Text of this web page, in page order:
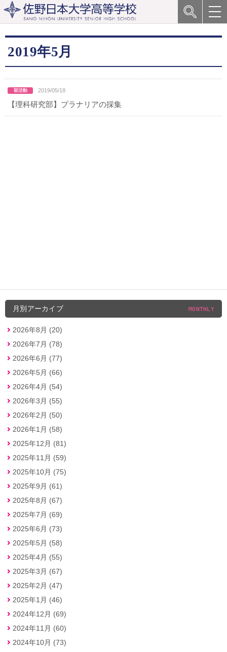
2019年5月
2019/05/18
【理科研究部】プラナリアの採集
月別アーカイブ MONTHLY
2026年8月 (20)
2026年7月 (78)
2026年6月 (77)
2026年5月 (66)
2026年4月 (54)
2026年3月 (55)
2026年2月 (50)
2026年1月 (58)
2025年12月 (81)
2025年11月 (59)
2025年10月 (75)
2025年9月 (61)
2025年8月 (67)
2025年7月 (69)
2025年6月 (73)
2025年5月 (58)
2025年4月 (55)
2025年3月 (67)
2025年2月 (47)
2025年1月 (46)
2024年12月 (69)
2024年11月 (60)
2024年10月 (73)